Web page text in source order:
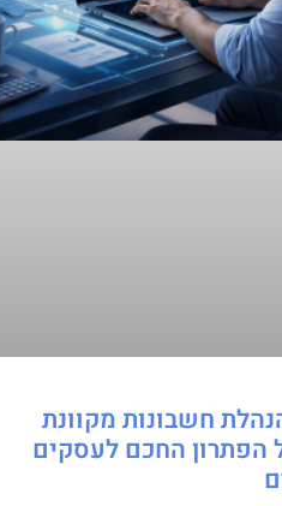
חשבונות מקוונת
הפתרון החכם לעסקים